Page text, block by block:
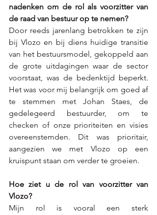
nadenken om de rol als voorzitter van
de raad van bestuur op te nemen?
Door reeds jarenlang betrokken te zijn
bij Vlozo en bij diens huidige transitie
van het bestuursmodel, gekoppeld aan
de grote uitdagingen waar de sector
voorstaat, was de bedenktijd beperkt.
Het was voor mij belangrijk om goed af
te stemmen met Johan Staes, de
gedelegeerd bestuurder, om te
checken of onze prioriteiten en visies
overeenstemden. Dit was prioritair,
aangezien we met Vlozo op een
kruispunt staan om verder te groeien.
Hoe ziet u de rol van voorzitter van
Vlozo?
Mijn rol is vooral een sterk